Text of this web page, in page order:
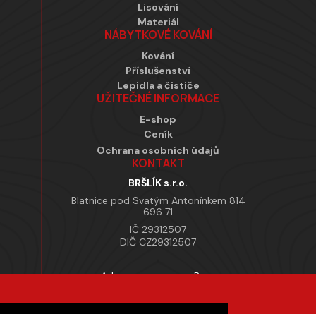
Lisování
Materiál
NÁBYTKOVÉ KOVÁNÍ
Kování
Příslušenství
Lepidla a čističe
UŽITEČNÉ INFORMACE
E-shop
Ceník
Ochrana osobních údajů
KONTAKT
BRŠLÍK s.r.o.
Blatnice pod Svatým Antonínkem 814
696 71
IČ 29312507
DIČ CZ29312507
Adresa provozovny Brno
Pracovní doba